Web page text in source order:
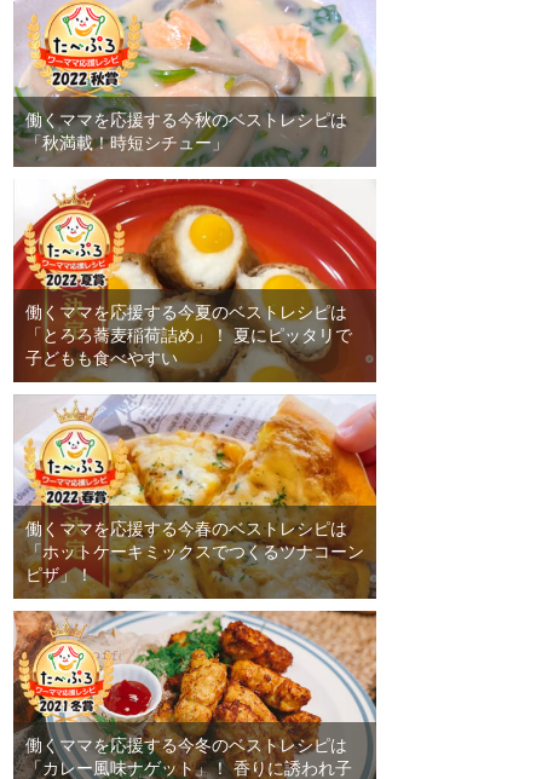
働くママを応援する今秋のベストレシピは
「秋満載！時短シチュー」
働くママを応援する今夏のベストレシピは
「とろろ蕎麦稲荷詰め」！ 夏にピッタリで
子どもも食べやすい
働くママを応援する今春のベストレシピは
「ホットケーキミックスでつくるツナコーン
ピザ」！
働くママを応援する今冬のベストレシピは
「カレー風味ナゲット」！ 香りに誘われ子